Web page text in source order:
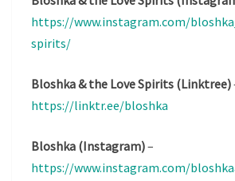
https://www.instagram.com/
spirits/
Bloshka & the Love Spirits (Linktree)
https://linktr.ee/bloshka
Bloshka (Instagram)–
https://www.instagram.com/